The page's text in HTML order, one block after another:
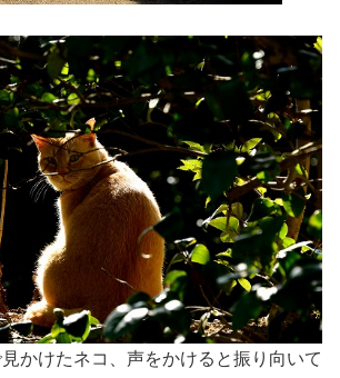
かけたネコ、声をかけると振り向いて